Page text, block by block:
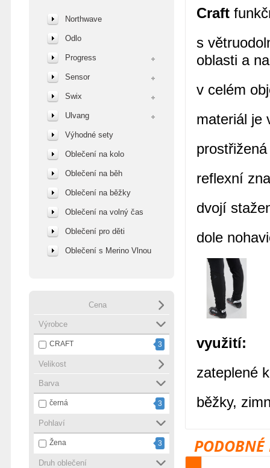
Northwave
Odlo
Progress
Sensor
Swix
Ulvang
Výhodné sety
Oblečení na kolo
Oblečení na běh
Oblečení na běžky
Oblečení na volný čas
Oblečení pro děti
Oblečení s Merino Vlnou
Cena
Výrobce
CRAFT 3
Velikost
Barva
černá 3
Pohlaví
Žena 3
Druh oblečení
Craft
s
oblasti a
v celém
materiál je
reflexní
dvojí
dole
využití:
zateplené
běžky,
PODOBNÉ